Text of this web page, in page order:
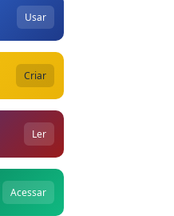
Usar
Criar
Ler
Acessar